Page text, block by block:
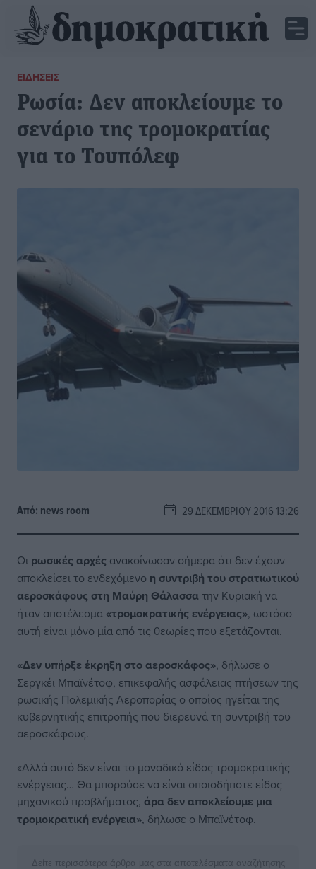
ΕΙΔΉΣΕΙΣ
Ρωσία: Δεν αποκλείουμε το
σενάριο της τρομοκρατίας
για το Τουπόλεφ
Από: news room 29 ΔΕΚΕΜΒΡΊΟΥ 2016 13:26
Οι ρωσικές αρχές ανακοίνωσαν σήμερα ότι δεν έχουν
αποκλείσει το ενδεχόμενο η συντριβή του στρατιωτικού
αεροσκάφους στη Μαύρη Θάλασσα την Κυριακή να
ήταν αποτέλεσμα «τρομοκρατικής ενέργειας», ωστόσο
αυτή είναι μόνο μία από τις θεωρίες που εξετάζονται.
«Δεν υπήρξε έκρηξη στο αεροσκάφος», δήλωσε ο
Σεργκέι Μπαϊνέτοφ, επικεφαλής ασφάλειας πτήσεων της
ρωσικής Πολεμικής Αεροπορίας ο οποίος ηγείται της
κυβερνητικής επιτροπής που διερευνά τη συντριβή του
αεροσκάφους.
«Αλλά αυτό δεν είναι το μοναδικό είδος τρομοκρατικής
ενέργειας… Θα μπορούσε να είναι οποιοδήποτε είδος
μηχανικού προβλήματος, άρα δεν αποκλείουμε μια
τρομοκρατική ενέργεια», δήλωσε ο Μπαϊνέτοφ.
Δείτε περισσότερα άρθρα μας στα αποτελέσματα αναζήτησης